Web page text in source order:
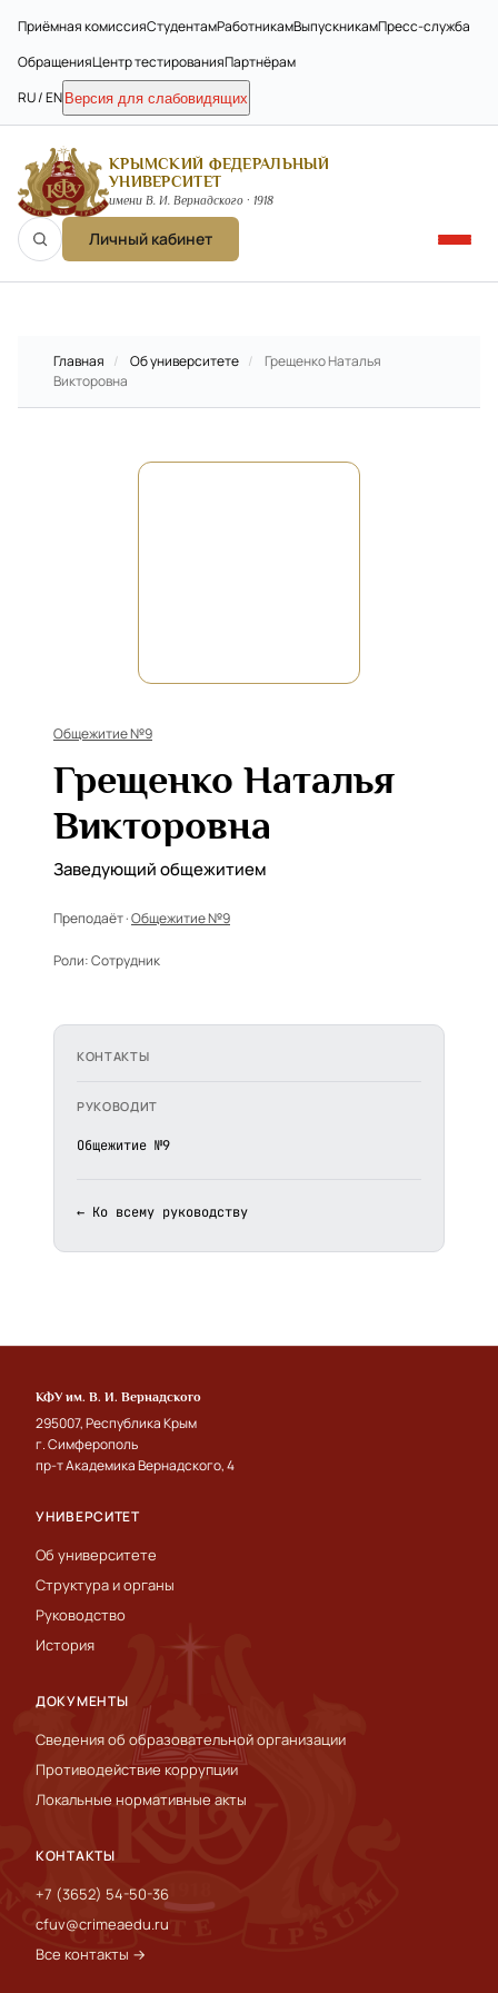
Приёмная комиссияСтудентамРаботникамВыпускникамПресс-служба
ОбращенияЦентр тестированияПартнёрам
RU / EN Версия для слабовидящих
КРЫМСКИЙ ФЕДЕРАЛЬНЫЙ
УНИВЕРСИТЕТ
имени В. И. Вернадского · 1918
Личный кабинет
Главная / Об университете /
Грещенко Наталья
Викторовна
Общежитие №9
Грещенко Наталья
Викторовна
Заведующий общежитием
Преподаёт ·Общежитие №9
Роли:Сотрудник
КОНТАКТЫ
РУКОВОДИТ
Общежитие №9
← Ко всему руководству
КФУ им. В. И. Вернадского
295007, Республика Крым
г. Симферополь
пр-т Академика Вернадского, 4
УНИВЕРСИТЕТ
Об университете
Структура и органы
Руководство
История
ДОКУМЕНТЫ
Сведения об образовательной организации
Противодействие коррупции
Локальные нормативные акты
КОНТАКТЫ
+7 (3652) 54-50-36
cfuv@crimeaedu.ru
Все контакты →